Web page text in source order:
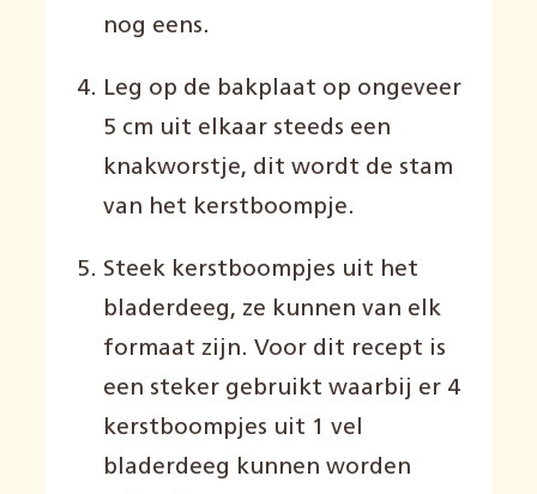
nog eens.
Leg op de bakplaat op ongeveer
5 cm uit elkaar steeds een
knakworstje, dit wordt de stam
van het kerstboompje.
Steek kerstboompjes uit het
bladerdeeg, ze kunnen van elk
formaat zijn. Voor dit recept is
een steker gebruikt waarbij er 4
kerstboompjes uit 1 vel
bladerdeeg kunnen worden